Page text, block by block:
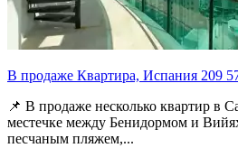
В продаже Квартира, Испания 209
📌 В продаже несколько квартир в
местечке между Бенидормом и
песчаным пляжем,...